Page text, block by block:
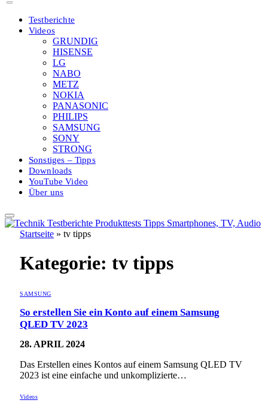
Testberichte
Videos
GRUNDIG
HISENSE
LG
NABO
METZ
NOKIA
PANASONIC
PHILIPS
SAMSUNG
SONY
STRONG
Sonstiges – Tipps
Downloads
YouTube Video
Über uns
Startseite » tv tipps
Kategorie: tv tipps
SAMSUNG
So erstellen Sie ein Konto auf einem Samsung
QLED TV 2023
28. APRIL 2024
Das Erstellen eines Kontos auf einem Samsung QLED TV
2023 ist eine einfache und unkomplizierte…
Videos